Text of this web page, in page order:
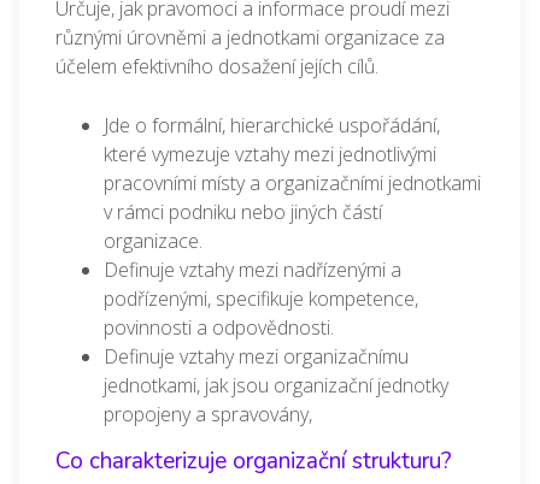
Určuje, jak pravomoci a informace proudí mezi
různými úrovněmi a jednotkami organizace za
účelem efektivního dosažení jejích cílů.
Jde o formální, hierarchické uspořádání,
které vymezuje vztahy mezi jednotlivými
pracovními místy a organizačními jednotkami
v rámci podniku nebo jiných částí
organizace.
Definuje vztahy mezi nadřízenými a
podřízenými, specifikuje kompetence,
povinnosti a odpovědnosti.
Definuje vztahy mezi organizačnímu
jednotkami, jak jsou organizační jednotky
propojeny a spravovány,
Co charakterizuje organizační strukturu?